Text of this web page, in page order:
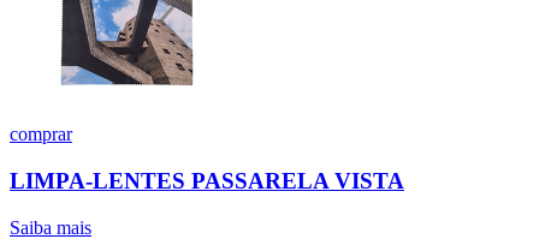
comprar
LIMPA-LENTES PASSARELA VISTA
Saiba mais